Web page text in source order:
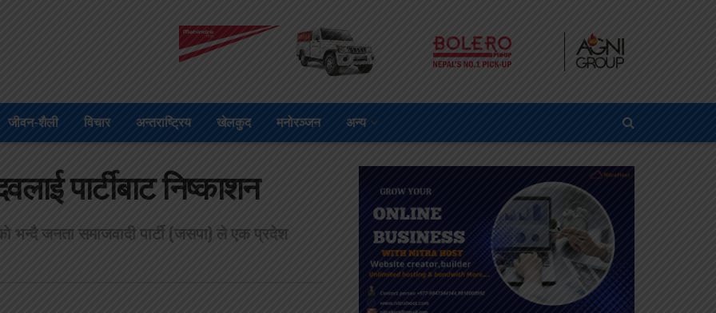
जीवन-शैली विचार अन्तराष्ट्रिय खेलकुद मनोरञ्जन अन्य
पार्टीबाट निष्काशन
भन्दै जनता समाजवादी पार्टी (जसपा) ले एक प्रदेश